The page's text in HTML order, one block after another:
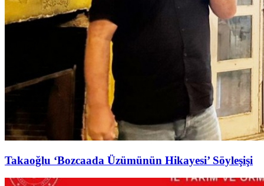
Takaoğlu ‘Bozcaada Üzümünün Hikayesi’ Söyleşişi